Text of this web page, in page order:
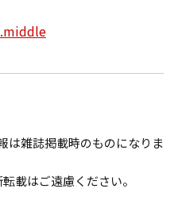
雑誌掲載時のものになりま
載はご遠慮ください。